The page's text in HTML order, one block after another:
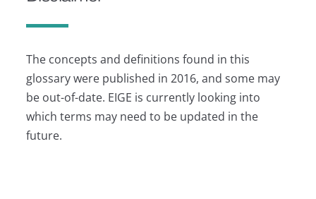
The concepts and definitions found in this
glossary were published in 2016, and some may
be out-of-date. EIGE is currently looking into
which terms may need to be updated in the
future.